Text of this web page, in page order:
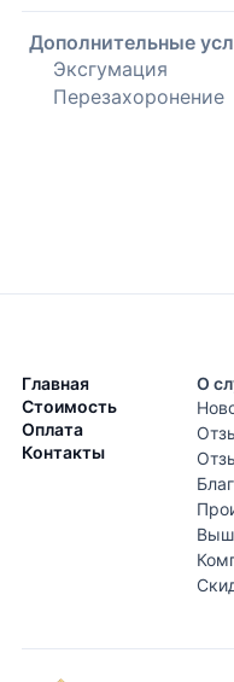
Дополнительные
Эксгумация
Перезахоронение
Главная
Стоимость
Оплата
Контакты
О